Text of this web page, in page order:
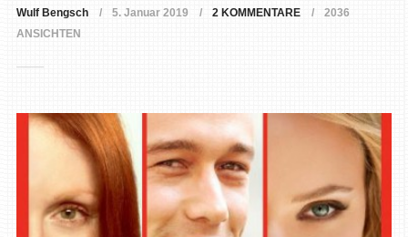
Wulf Bengsch 5. Januar 2019 2 KOMMENTARE
2036
ANSICHTEN